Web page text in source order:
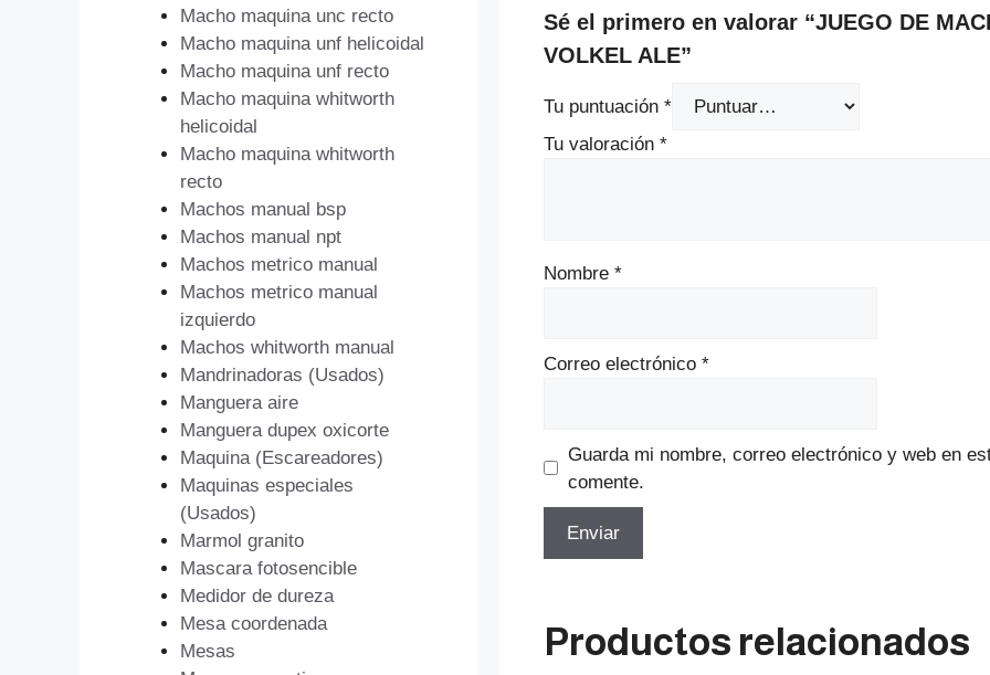
Sé el primero en valorar “JUEGO DE
VOLKEL ALE”
Tu puntuación *
Tu valoración *
Nombre *
Correo electrónico *
Guarda mi nombre, correo electrónico y web en
comente.
Productos relacionados
Macho maquina unc recto
Macho maquina unf helicoidal
Macho maquina unf recto
Macho maquina whitworth
helicoidal
Macho maquina whitworth
recto
Machos manual bsp
Machos manual npt
Machos metrico manual
Machos metrico manual
izquierdo
Machos whitworth manual
Mandrinadoras (Usados)
Manguera aire
Manguera dupex oxicorte
Maquina (Escareadores)
Maquinas especiales
(Usados)
Marmol granito
Mascara fotosencible
Medidor de dureza
Mesa coordenada
Mesas